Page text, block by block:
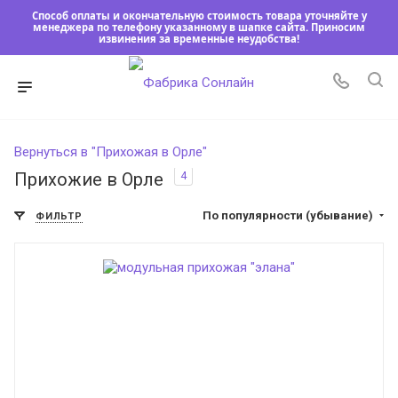
Способ оплаты и окончательную стоимость товара уточняйте у
менеджера по телефону указанному в шапке сайта. Приносим
извинения за временные неудобства!
Вернуться в "Прихожая в Орле"
Прихожие в Орле 4
ФИЛЬТР По популярности (убывание)